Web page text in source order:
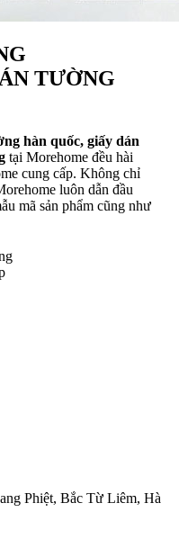
TƯỜNG
hàn quốc, giấy dán
tại Morehome đều hài
cung cấp. Không chỉ
luôn dẫn đầu
mã sản phẩm cũng như
Phiệt, Bắc Từ Liêm, Hà